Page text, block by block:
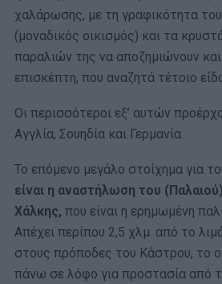
χαλάρωσης, με τη γραφικότητα
(μοναδικός οικισμός) και τα
παραλιών της να αποζημιώνουν
επισκέπτη, που αναζητά τέτοιο
Οι περισσότεροι εξ’ αυτών
Αγγλία, Σουηδία και Γερμανία.
Το επόμενο μεγάλο στοίχημα για
είναι η αναστήλωση του
Χάλκης, που είναι η ερημωμένη
Απέχει περίπου 2,5 χλμ. από το
στους πρόποδες του Κάστρου, το
πάνω σε λόφο για προστασία από